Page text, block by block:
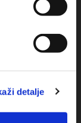
detalje